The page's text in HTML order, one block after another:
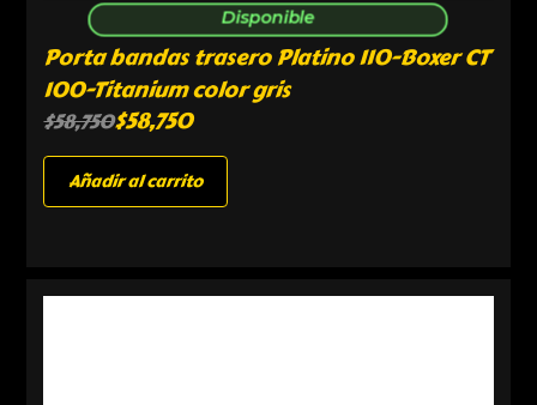
Disponible
Porta bandas trasero Platino 110-Boxer CT
100-Titanium color gris
$58,750$58,750
Añadir al carrito